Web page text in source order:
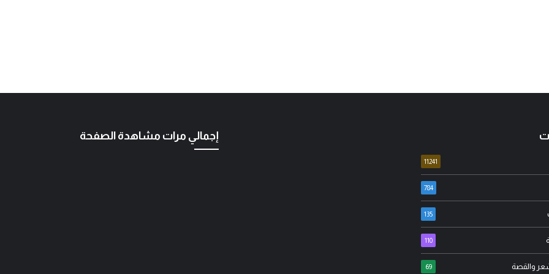
عندما يُستغل علم
11241
784
135
110
والقصة 69
إجمالي مرات مشاهدة الصفحة